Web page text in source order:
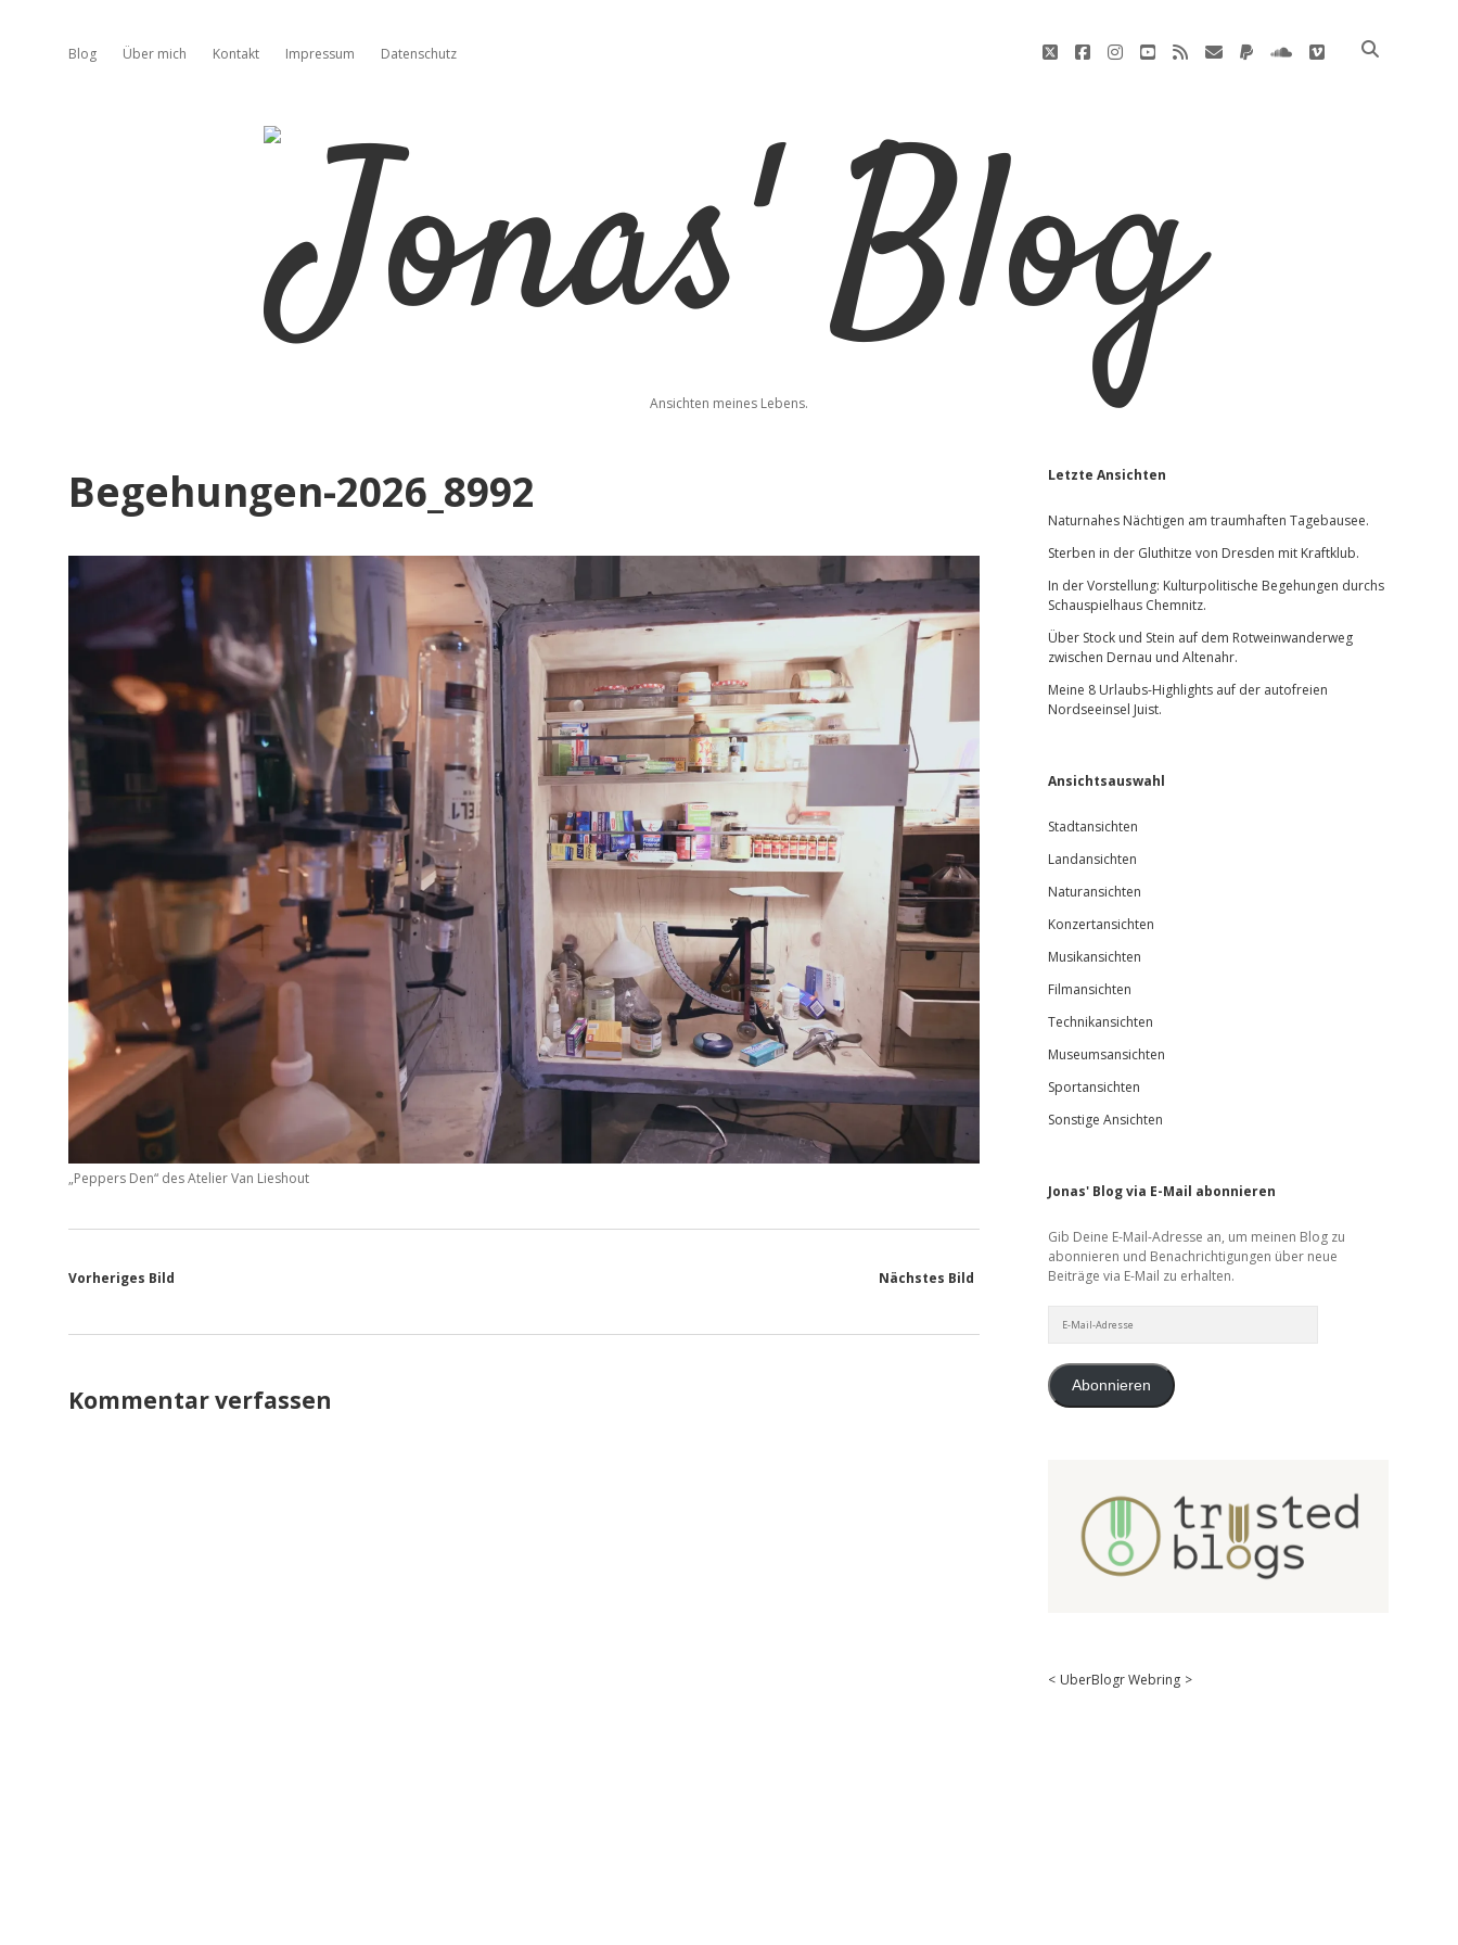
Blog Über mich Kontakt Impressum Datenschutz twitterfacebookinstagram
youtube
rss E-
paypalsoundcloud
vimeo
Jonas'
Blog
Ansichten meines Lebens.
Begehungen-2026_8992
„Peppers Den“ des Atelier Van Lieshout
Vorheriges Bild Nächstes Bild
Kommentar verfassen
Sidebar
Letzte Ansichten
Naturnahes Nächtigen am traumhaften Tagebausee.
Sterben in der Gluthitze von Dresden mit Kraftklub.
In der Vorstellung: Kulturpolitische Begehungen durchs
Schauspielhaus Chemnitz.
Über Stock und Stein auf dem Rotweinwanderweg
zwischen Dernau und Altenahr.
Meine 8 Urlaubs-Highlights auf der autofreien
Nordseeinsel Juist.
Ansichtsauswahl
Stadtansichten
Landansichten
Naturansichten
Konzertansichten
Musikansichten
Filmansichten
Technikansichten
Museumsansichten
Sportansichten
Sonstige Ansichten
Jonas' Blog via E-Mail abonnieren
Gib Deine E-Mail-Adresse an, um meinen Blog zu
abonnieren und Benachrichtigungen über neue
Beiträge via E-Mail zu erhalten.
Mail-
Abonnieren
< UberBlogr Webring >